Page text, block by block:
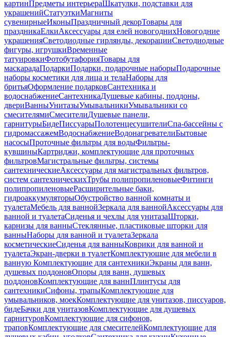
картинПредметы интерьераШкатулки, подставки для
украшенийСтатуэткиМагниты
сувенирныеИконыПраздничный декорТовары для
праздникаЕлкиАксессуары для елей новогоднихНовогодние
украшенияСветодиодные гирлянды, декорацииСветодиодные
фигуры, игрушкиВременные
татуировкиФотобутафорияТовары для
маскарадаПодаркиПодарки, подарочные наборыПодарочные
наборы косметики для лица и телаНаборы для
бритьяОформление подарковСантехника и
водоснабжениеСантехникаДушевые кабины, поддоны,
двериВанныУнитазыУмывальникиУмывальники со
смесителямиСмесителиДушевые панели,
гарнитурыБидеПиссуарыПолотенцесушителиСпа-бассейны с
гидромассажемВодоснабжениеВодонагревателиБытовые
насосыПроточные фильтры для водыФильтры-
кувшиныКартриджи, комплектующие для проточных
фильтровМагистральные фильтры, системы
сантехническиеАксессуары для магистральных фильтров,
систем сантехническихТрубы полипропиленовыеФитинги
полипропиленовыеРасширительные баки,
гидроаккумуляторыОбустройство ванной комнаты и
туалетаМебель для ваннойЗеркала для ваннойАксессуары для
ванной и туалетаСиденья и чехлы для унитазаШторки,
карнизы для ванныСтеклянные, пластиковые шторки для
ванныНаборы для ванной и туалетаЗеркала
косметическиеСиденья для ванныКоврики для ванной и
туалетаЭкран-дверки в туалетКомплектующие для мебели в
ванную Комплектующие для сантехникиЭкраны для ванн,
душевых поддоновОпоры для ванн, душевых
поддоновКомплектующие для ваннПлинтусы для
сантехникиСифоны, трапыКомплектующие для
умывальников, моекКомплектующие для унитазов, писсуаров,
бидеБачки для унитазовКомплектующие для душевых
гарнитуровКомплектующие для сифонов,
траповКомплектующие для смесителейКомплектующие для